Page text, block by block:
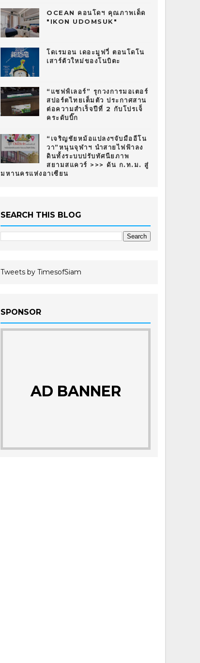
OCEAN คอนโดฯ คุณภาพเด็ด
"IKON UDOMSUK"
โดเรมอน เดอะมูฟวี่ ตอนโดโน
เสาร์ตัวใหม่ของโนบิตะ
“แชฟฟ์เลอร์” รุกวงการมอเตอร์
สปอร์ตไทยเต็มตัว ประกาศสาน
ต่อความสำเร็จปีที่ 2 กับโปรเจ็
คระดับบิ๊ก
“เจริญชัยหม้อแปลงฯจับมืออีโน
วา”หนุนจุฬาฯ นำสายไฟฟ้าลง
ดินทั้งระบบปรับทัศนียภาพ
สยามสแควร์ >>> ดัน ก.ท.ม. สู่
มหานครแห่งอาเซียน
SEARCH THIS BLOG
Tweets by TimesofSiam
SPONSOR
AD BANNER